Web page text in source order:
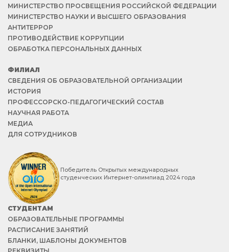
МИНИСТЕРСТВО ПРОСВЕЩЕНИЯ РОССИЙСКОЙ ФЕДЕРАЦИИ
МИНИСТЕРСТВО НАУКИ И ВЫСШЕГО ОБРАЗОВАНИЯ
АНТИТЕРРОР
ПРОТИВОДЕЙСТВИЕ КОРРУПЦИИ
ОБРАБОТКА ПЕРСОНАЛЬНЫХ ДАННЫХ
ФИЛИАЛ
СВЕДЕНИЯ ОБ ОБРАЗОВАТЕЛЬНОЙ ОРГАНИЗАЦИИ
ИСТОРИЯ
ПРОФЕССОРСКО-ПЕДАГОГИЧЕСКИЙ СОСТАВ
НАУЧНАЯ РАБОТА
МЕДИА
ДЛЯ СОТРУДНИКОВ
Победитель Открытых международных
студенческих Интернет-олимпиад 2024 года
СТУДЕНТАМ
ОБРАЗОВАТЕЛЬНЫЕ ПРОГРАММЫ
РАСПИСАНИЕ ЗАНЯТИЙ
БЛАНКИ, ШАБЛОНЫ ДОКУМЕНТОВ